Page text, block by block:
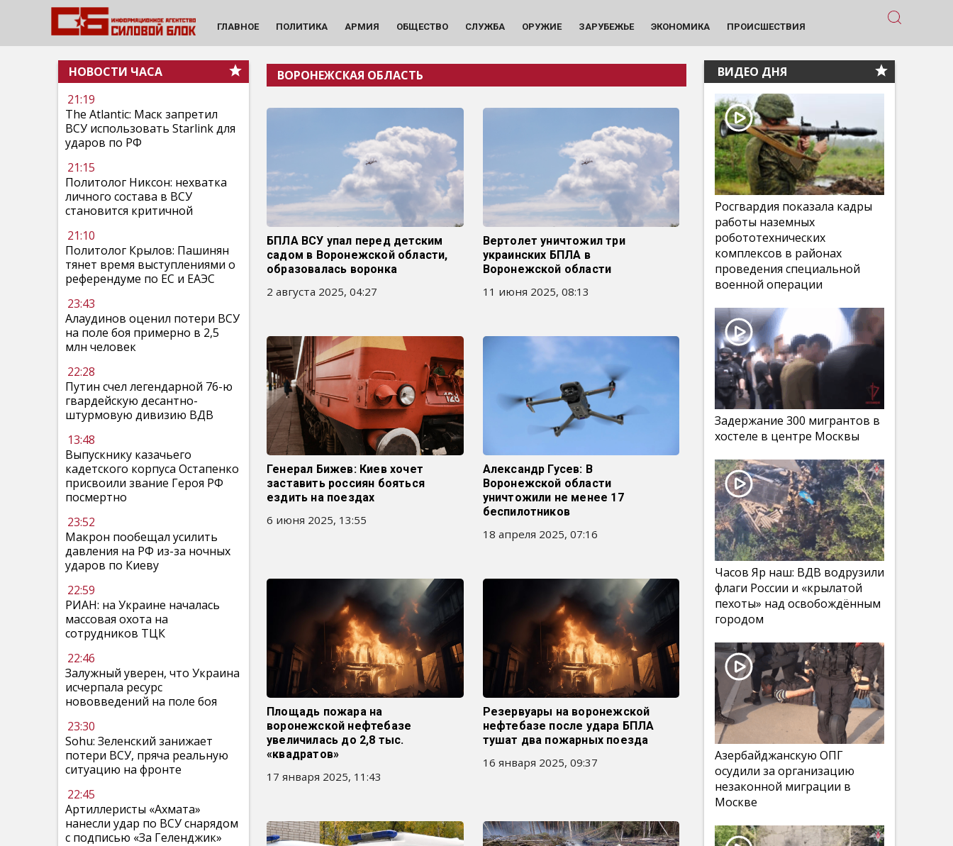
ГЛАВНОЕ ПОЛИТИКА АРМИЯ ОБЩЕСТВО СЛУЖБА ОРУЖИЕ ЗАРУБЕЖЬЕ ЭКОНОМИКА ПРОИСШЕСТВИЯ
НОВОСТИ ЧАСА
21:19
The Atlantic: Маск запретил
ВСУ использовать Starlink для
ударов по РФ
21:15
Политолог Никсон: нехватка
личного состава в ВСУ
становится критичной
21:10
Политолог Крылов: Пашинян
тянет время выступлениями о
референдуме по ЕС и ЕАЭС
23:43
Алаудинов оценил потери ВСУ
на поле боя примерно в 2,5
млн человек
22:28
Путин счел легендарной 76-ю
гвардейскую десантно-
штурмовую дивизию ВДВ
13:48
Выпускнику казачьего
кадетского корпуса Остапенко
присвоили звание Героя РФ
посмертно
23:52
Макрон пообещал усилить
давления на РФ из-за ночных
ударов по Киеву
22:59
РИАН: на Украине началась
массовая охота на
сотрудников ТЦК
22:46
Залужный уверен, что Украина
исчерпала ресурс
нововведений на поле боя
23:30
Sohu: Зеленский занижает
потери ВСУ, пряча реальную
ситуацию на фронте
22:45
Артиллеристы «Ахмата»
нанесли удар по ВСУ снарядом
с подписью «За Геленджик»
ВОРОНЕЖСКАЯ ОБЛАСТЬ
БПЛА ВСУ упал перед детским
садом в Воронежской области,
образовалась воронка
2 августа 2025, 04:27
Вертолет уничтожил три
украинских БПЛА в
Воронежской области
11 июня 2025, 08:13
Генерал Бижев: Киев хочет
заставить россиян бояться
ездить на поездах
6 июня 2025, 13:55
Александр Гусев: В
Воронежской области
уничтожили не менее 17
беспилотников
18 апреля 2025, 07:16
Площадь пожара на
воронежской нефтебазе
увеличилась до 2,8 тыс.
«квадратов»
17 января 2025, 11:43
Резервуары на воронежской
нефтебазе после удара БПЛА
тушат два пожарных поезда
16 января 2025, 09:37
ВИДЕО ДНЯ
Росгвардия показала кадры
работы наземных
робототехнических
комплексов в районах
проведения специальной
военной операции
Задержание 300 мигрантов в
хостеле в центре Москвы
Часов Яр наш: ВДВ водрузили
флаги России и «крылатой
пехоты» над освобождённым
городом
Азербайджанскую ОПГ
осудили за организацию
незаконной миграции в
Москве